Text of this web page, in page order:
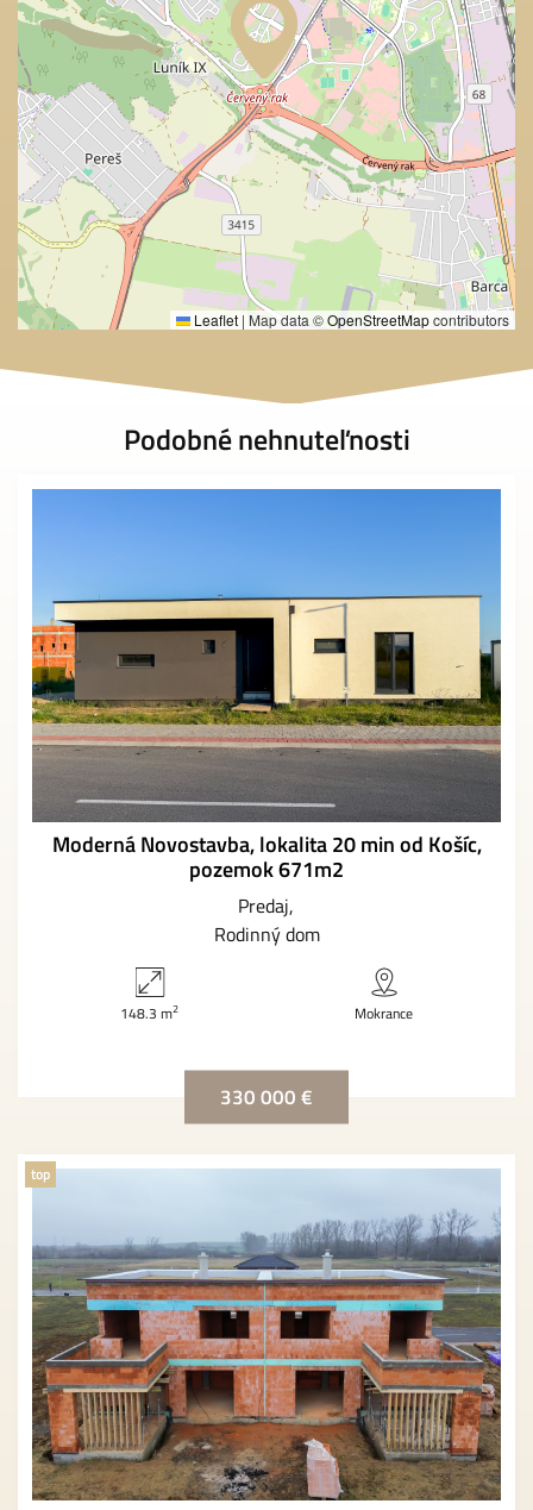
Leaflet | Map data ©OpenStreetMapcontributors
Podobné nehnuteľnosti
Moderná Novostavba, lokalita 20 min od Košíc,
pozemok 671m2
Predaj
Rodinný dom
148.3 m2 Mokrance
330 000 €
top